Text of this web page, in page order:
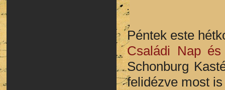
Péntek este
Családi Nap és
Schonburg
felidézve most